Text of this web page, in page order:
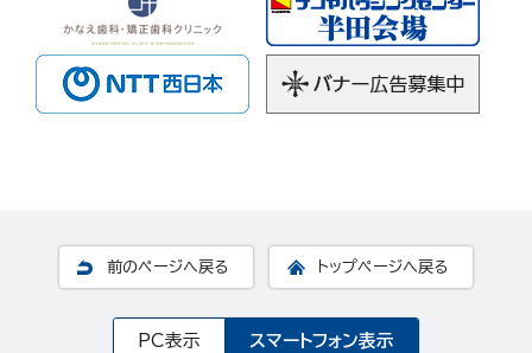
前のページへ戻る トップページへ戻る
PC表示 スマートフォン表示